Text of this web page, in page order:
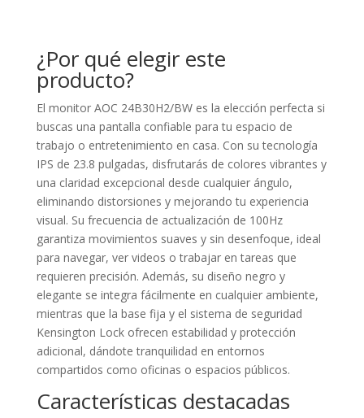
¿Por qué elegir este
producto?
El monitor AOC 24B30H2/BW es la elección perfecta si
buscas una pantalla confiable para tu espacio de
trabajo o entretenimiento en casa. Con su tecnología
IPS de 23.8 pulgadas, disfrutarás de colores vibrantes y
una claridad excepcional desde cualquier ángulo,
eliminando distorsiones y mejorando tu experiencia
visual. Su frecuencia de actualización de 100Hz
garantiza movimientos suaves y sin desenfoque, ideal
para navegar, ver videos o trabajar en tareas que
requieren precisión. Además, su diseño negro y
elegante se integra fácilmente en cualquier ambiente,
mientras que la base fija y el sistema de seguridad
Kensington Lock ofrecen estabilidad y protección
adicional, dándote tranquilidad en entornos
compartidos como oficinas o espacios públicos.
Características destacadas